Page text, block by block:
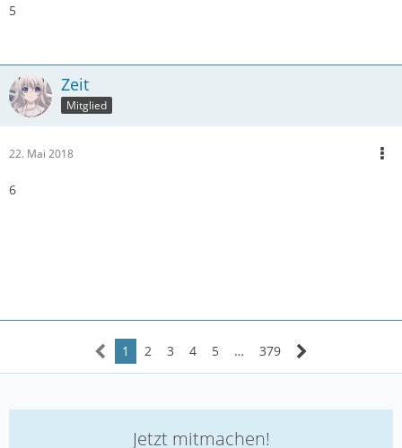
5
Zeit
Mitglied
22. Mai 2018
6
1 2 3 4 5 … 379
Jetzt mitmachen!